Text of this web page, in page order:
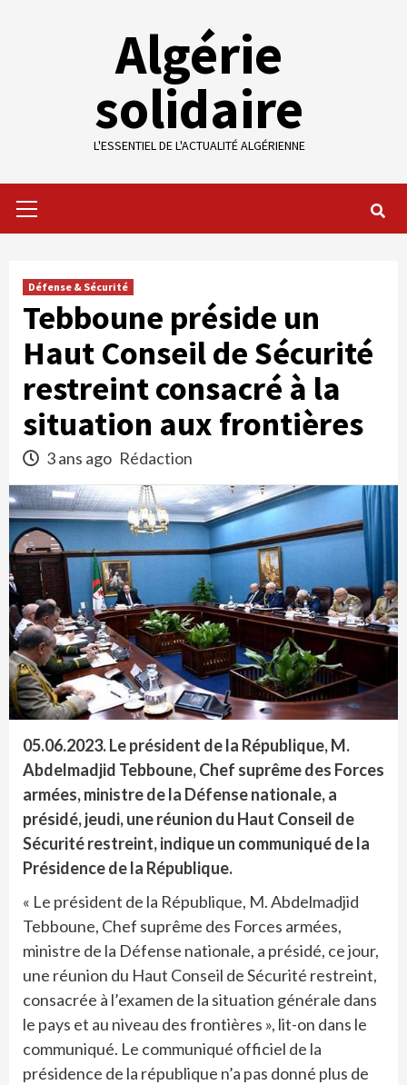
Algérie
solidaire
L'ESSENTIEL DE L'ACTUALITÉ ALGÉRIENNE
Menu
Défense & Sécurité
Tebboune préside un
Haut Conseil de Sécurité
restreint consacré à la
situation aux frontières
3 ans ago Rédaction
05.06.2023.Le président de la République, M.
Abdelmadjid Tebboune, Chef suprême des Forces
armées, ministre de la Défense nationale, a
présidé, jeudi, une réunion du Haut Conseil de
Sécurité restreint, indique un communiqué de la
Présidence de la République.
« Le président de la République, M. Abdelmadjid
Tebboune, Chef suprême des Forces armées,
ministre de la Défense nationale, a présidé, ce jour,
une réunion du Haut Conseil de Sécurité restreint,
consacrée à l’examen de la situation générale dans
le pays et au niveau des frontières », lit-on dans le
communiqué. Le communiqué officiel de la
présidence de la république n’a pas donné plus de